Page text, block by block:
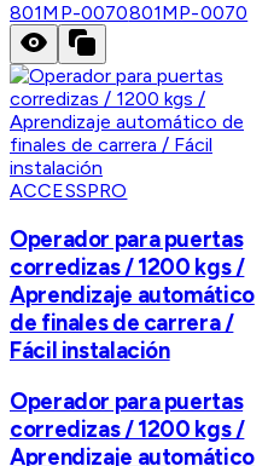
801MP-0070801MP-0070
ACCESSPRO
Operador para puertas
corredizas / 1200 kgs /
Aprendizaje automático
de finales de carrera /
Fácil instalación
Operador para puertas
corredizas / 1200 kgs /
Aprendizaje automático